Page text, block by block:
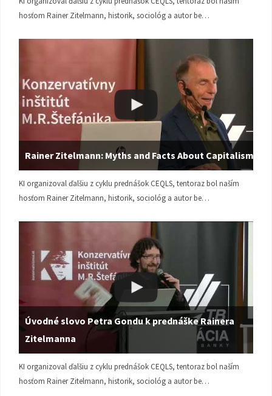
hosťom Rainer Zitelmann, historik, sociológ a autor be…
Rainer Zitelmann: Myths and Facts About Capitalism
KI organizoval ďalšiu z cyklu prednášok CEQLS, tentoraz bol naším
hosťom Rainer Zitelmann, historik, sociológ a autor be…
Úvodné slovo Petra Gondu k prednáške Rainera
Zitelmanna
KI organizoval ďalšiu z cyklu prednášok CEQLS, tentoraz bol naším
hosťom Rainer Zitelmann, historik, sociológ a autor be…